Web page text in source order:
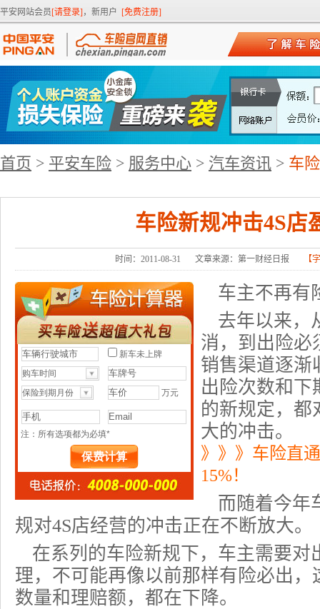
平安网站会员[请登录] ，新用户 [免费注册]
首页 > 平安车险 > 服务中心 > 汽车资讯 > 车
车险新规冲击4S店
时间：2011-08-31 文章来源：第一财经日报 【
车主不再有
去年以来，
消，到出险必
销售渠道逐渐
出险次数和下
的新规定，都
大的冲击。
》》》车险直
15%！
而随着今年
规对4S店经营的冲击正在不断放大。
在系列的车险新规下，车主需要对
理，不可能再像以前那样有险必出，
数量和理赔额，都在下降。